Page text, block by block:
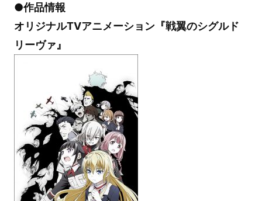
●作品情報
オリジナルTVアニメーション『戦翼のシグルド
リーヴァ』